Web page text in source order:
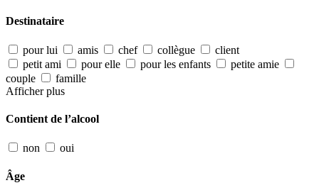
Destinataire
pour lui amis chef collègue
client
petit ami
pour elle pour les enfants
petite amie
couple
famille
Afficher plus
Contient de l’alcool
non oui
Âge